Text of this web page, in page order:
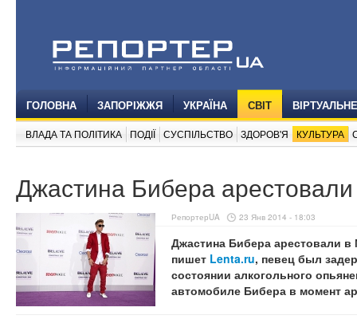
ГОЛОВНА ЗАПОРІЖЖЯ УКРАЇНА СВІТ
ВЛАДА ТА ПОЛІТИКА ПОДІЇ СУСПІЛЬСТВО ЗДОРОВ'Я КУЛЬТУРА
Джастина Бибера
РепортерUA 23 Янв 2014 - 18:03
Джастина Бибера арестовали
пишет Lenta.ru, певец был
состоянии алкогольного
автомобиле Бибера в момент